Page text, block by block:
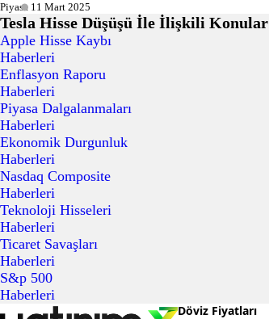
Piyasa 11 Mart 2025
Tesla Hisse Düşüşü İle İlişkili Konular
Apple Hisse Kaybı
Haberleri
Enflasyon Raporu
Haberleri
Piyasa Dalgalanmaları
Haberleri
Ekonomik Durgunluk
Haberleri
Nasdaq Composite
Haberleri
Teknoloji Hisseleri
Haberleri
Ticaret Savaşları
Haberleri
S&p 500
Haberleri
Döviz Fiyatları